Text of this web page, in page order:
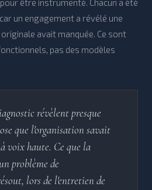
être instrumenté. Chacun a été
un engagement a révélé une
avait manquée. Ce sont
pas des modèles
révèlent presque
que l'organisation savait
voix haute. Ce que la
problème de
lors de l'entretien de